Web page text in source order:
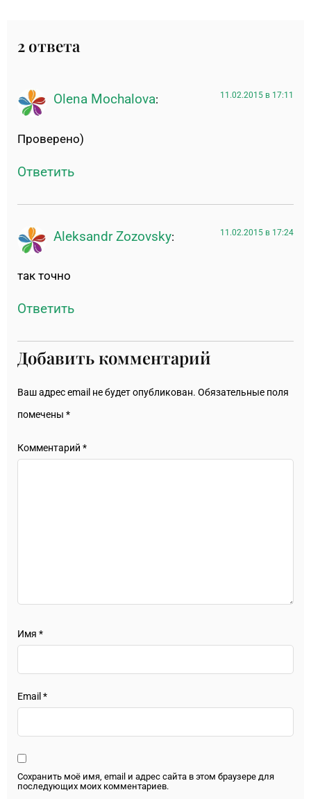
2 ответа
Olena Mochalova: 11.02.2015 в 17:11
Проверено)
Ответить
Aleksandr Zozovsky: 11.02.2015 в 17:24
так точно
Ответить
Добавить комментарий
Ваш адрес email не будет опубликован. Обязательные поля
помечены *
Комментарий *
Имя *
Email *
Сохранить моё имя, email и адрес сайта в этом браузере для
последующих моих комментариев.